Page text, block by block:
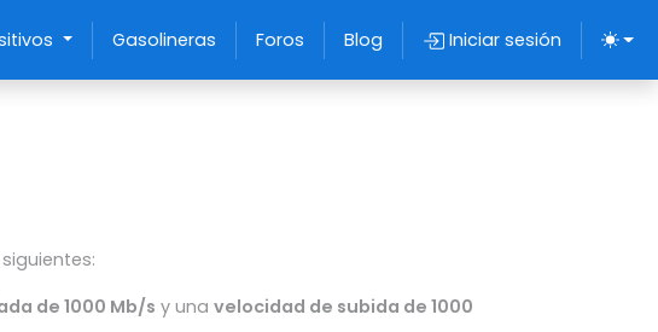
Gasolineras Foros Blog Iniciar sesión
de 1000 Mb/s y una velocidad de subida de 1000